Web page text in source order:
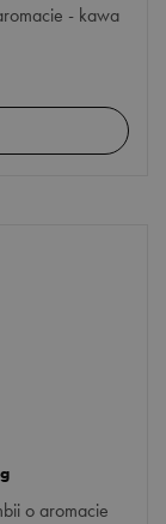
- kawa
o aromacie